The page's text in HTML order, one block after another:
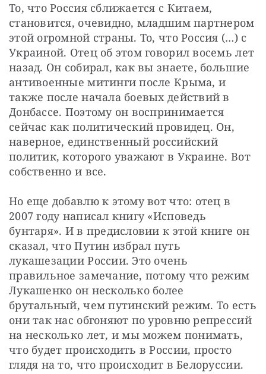
То, что Россия сближается с Китаем,
становится, очевидно, младшим партнером
этой огромной страны. То, что Россия (…) с
Украиной. Отец об этом говорил восемь лет
назад. Он собирал, как вы знаете, большие
антивоенные митинги после Крыма, и
также после начала боевых действий в
Донбассе. Поэтому он воспринимается
сейчас как политический провидец. Он,
наверное, единственный российский
политик, которого уважают в Украине. Вот
собственно и все.
Но еще добавлю к этому вот что: отец в
2007 году написал книгу «Исповедь
бунтаря». И в предисловии к этой книге он
сказал, что Путин избрал путь
лукашезации России. Это очень
правильное замечание, потому что режим
Лукашенко он несколько более
брутальный, чем путинский режим. То есть
они так нас обгоняют по уровню репрессий
на несколько лет, и мы можем понимать,
что будет происходить в России, просто
глядя на то, что происходит в Белоруссии.